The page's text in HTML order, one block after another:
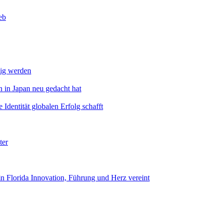
werden
Japan neu gedacht hat
Identität globalen Erfolg schafft
Florida Innovation, Führung und Herz vereint